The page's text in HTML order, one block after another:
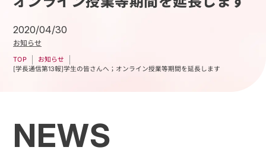
2020/04/30
お知らせ
TOP お知らせ
[学長通信第13報]学生の皆さんへ；オンライン授業等期間を延長します
NEWS